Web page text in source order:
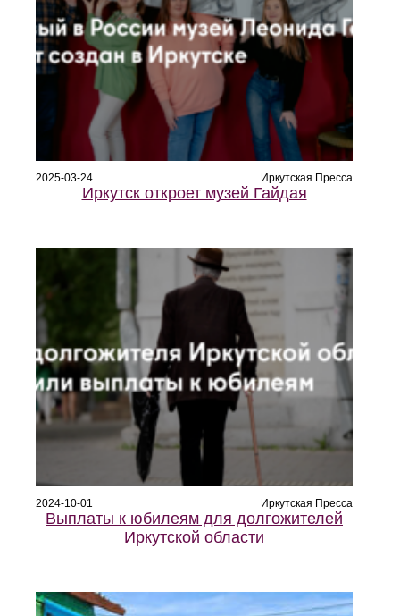
2025-03-24 Иркутская Пресса
Иркутск откроет музей Гайдая
2024-10-01 Иркутская Пресса
Выплаты к юбилеям для долгожителей
Иркутской области